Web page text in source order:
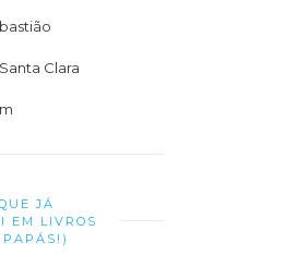
Clara
JÁ
EM LIVROS